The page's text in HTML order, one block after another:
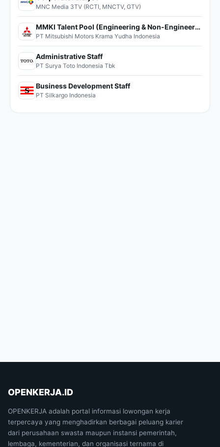
MNC Media 3TV (RCTI, MNCTV, GTV)
MMKI Talent Pool (Engineering & Non-Engineering)
PT Mitsubishi Motors Krama Yudha Indonesia
Administrative Staff
PT Surya Toto Indonesia Tbk
Business Development Staff
PT Silkargo Indonesia
OPENKERJA.ID
OPENKERJA adalah portal informasi lowongan kerja
terpercaya yang menghadirkan berbagai peluang karier
dari perusahaan swasta maupun instansi pemerintah,
lembaga, kementerian, dan organisasi ternama di